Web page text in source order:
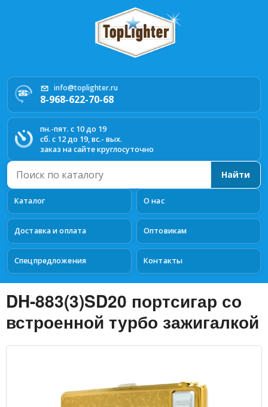
info@toplighter.ru
8-968-622-70-68
пн.-пят. с 10 до 19
сб. с 12 до 19, вс.- вых.
заказ на сайте круглосуточно
Каталог О нас
Доставка и оплата Оптовикам
Спецпредложения Контакты
Поиск
по
каталогу
Найти
DH-883(3)SD20 портсигар со
встроенной турбо зажигалкой